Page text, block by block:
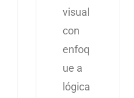
visual
con
enfoq
ue a
lógica